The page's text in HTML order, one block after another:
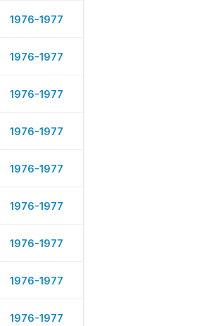
1976-1977
1976-1977
1976-1977
1976-1977
1976-1977
1976-1977
1976-1977
1976-1977
1976-1977